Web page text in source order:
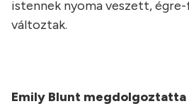
istennek nyoma veszett,
változtak.
Emily Blunt megdolgoztatta